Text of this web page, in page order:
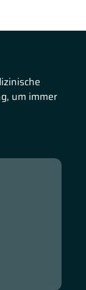
um immer